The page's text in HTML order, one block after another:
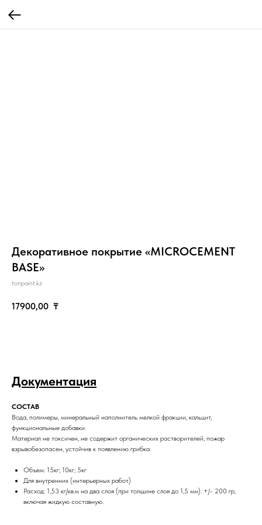
Декоративное покрытие «MICROCEMENT
BASE»
tonpaint.kz
17900,00 ₸
Документация
СОСТАВ
Вода, полимеры, минеральный наполнитель мелкой фракции, кальцит,
функциональные добавки.
Материал не токсичен, не содержит органических растворителей, пожар
взрывобезопасен, устойчив к появлению грибка.
Объем: 15кг; 10кг; 5кг
Для внутренних (интерьерных работ)
Расход: 1,53 кг/кв.м на два слоя (при толщине слоя до 1,5 мм). +/- 200 гр,
включая жидкую составную.